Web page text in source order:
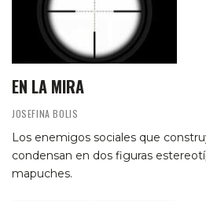
EN LA MIRA
JOSEFINA BOLIS
Los enemigos sociales que
condensan en dos figuras
mapuches.